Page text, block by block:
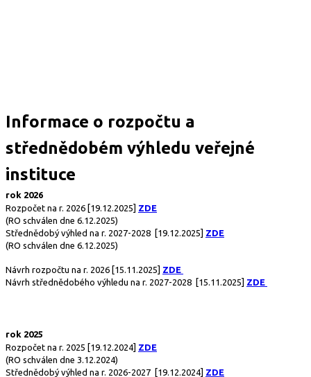
Informace o rozpočtu a
střednědobém výhledu veřejné
instituce
rok 2026
Rozpočet na r. 2026 [19.12.2025] ZDE
(RO schválen dne 6.12.2025)
Střednědobý výhled na r. 2027-2028 [19.12.2025] ZDE
(RO schválen dne 6.12.2025)
Návrh rozpočtu na r. 2026 [15.11.2025] ZDE
Návrh střednědobého výhledu na r. 2027-2028 [15.11.2025] ZDE
rok 2025
Rozpočet na r. 2025 [19.12.2024] ZDE
(RO schválen dne 3.12.2024)
Střednědobý výhled na r. 2026-2027 [19.12.2024] ZDE